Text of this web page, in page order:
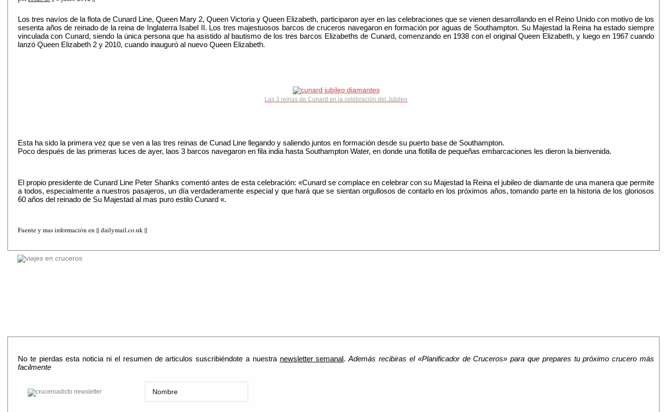
Los tres navíos de la flota de Cunard Line, Queen Mary 2, Queen Victoria y Queen Elizabeth, participaron ayer en las celebraciones que se vienen desarrollando en el Reino Unido con motivo de los
sesenta años de reinado de la reina de Inglaterra Isabel II. Los tres majestuosos barcos de cruceros navegaron en formación por aguas de Southampton. Su Majestad la Reina ha estado siempre
vinculada con Cunard, siendo la única persona que ha asistido al bautismo de los tres barcos Elizabeths de Cunard, comenzando en 1938 con el original Queen Elizabeth, y luego en 1967 cuando
lanzó Queen Elizabeth 2 y 2010, cuando inauguró al nuevo Queen Elizabeth.
Las 3 reinas de Cunard en la celebración del Jubileo
Esta ha sido la primera vez que se ven a las tres reinas de Cunad Line llegando y saliendo juntos en formación desde su puerto base de Southampton.
Poco después de las primeras luces de ayer, laos 3 barcos navegaron en fila india hasta Southampton Water, en donde una flotilla de pequeñas embarcaciones les dieron la bienvenida.
El propio presidente de Cunard Line Peter Shanks comentó antes de esta celebración: «Cunard se complace en celebrar con su Majestad la Reina el jubileo de diamante de una manera que permite
a todos, especialmente a nuestros pasajeros, un día verdaderamente especial y que hará que se sientan orgullosos de contarlo en los próximos años, tomando parte en la historia de los gloriosos
60 años del reinado de Su Majestad al mas puro estilo Cunard «.
Fuente y mas información en || dailymail.co.uk ||
No te pierdas esta noticia ni el resumen de articulos suscribiéndote a nuestra newsletter semanal.Además recibiras el «Planificador de Cruceros» para que prepares tu próximo crucero más
facilmente